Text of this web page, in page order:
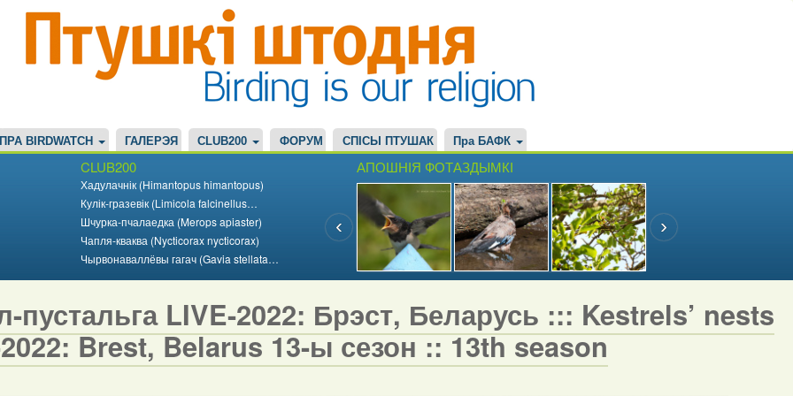
ПРА BIRDWATCH ГАЛЕРЭЯ CLUB200 ФОРУМ СПІСЫ ПТУШАК Пра БАФК
CLUB200
Хадулачнік (Himantopus himantopus)
Кулік-гразевік (Limicola falcinellus…
Шчурка-пчалаедка (Merops apiaster)
Чапля-кваква (Nycticorax nycticorax)
Чырвонаваллёвы гагач (Gavia stellata…
АПОШНІЯ ФОТАЗДЫМКІ
пустальга LIVE-2022: Брэст, Беларусь ::: Kestrels’ nests
Brest, Belarus 13-ы сезон :: 13th season